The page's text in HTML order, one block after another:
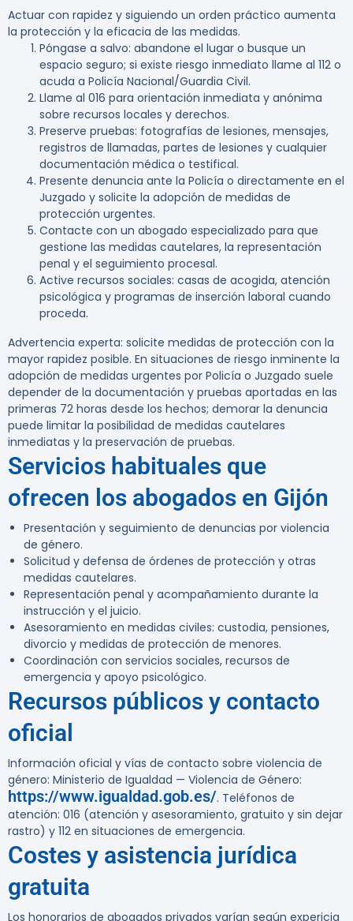
Actuar con rapidez y siguiendo un orden práctico aumenta
la protección y la eficacia de las medidas.
Póngase a salvo: abandone el lugar o busque un
espacio seguro; si existe riesgo inmediato llame al 112 o
acuda a Policía Nacional/Guardia Civil.
Llame al 016 para orientación inmediata y anónima
sobre recursos locales y derechos.
Preserve pruebas: fotografías de lesiones, mensajes,
registros de llamadas, partes de lesiones y cualquier
documentación médica o testifical.
Presente denuncia ante la Policía o directamente en el
Juzgado y solicite la adopción de medidas de
protección urgentes.
Contacte con un abogado especializado para que
gestione las medidas cautelares, la representación
penal y el seguimiento procesal.
Active recursos sociales: casas de acogida, atención
psicológica y programas de inserción laboral cuando
proceda.
Advertencia experta: solicite medidas de protección con la
mayor rapidez posible. En situaciones de riesgo inminente la
adopción de medidas urgentes por Policía o Juzgado suele
depender de la documentación y pruebas aportadas en las
primeras 72 horas desde los hechos; demorar la denuncia
puede limitar la posibilidad de medidas cautelares
inmediatas y la preservación de pruebas.
Servicios habituales que
ofrecen los abogados en Gijón
Presentación y seguimiento de denuncias por violencia
de género.
Solicitud y defensa de órdenes de protección y otras
medidas cautelares.
Representación penal y acompañamiento durante la
instrucción y el juicio.
Asesoramiento en medidas civiles: custodia, pensiones,
divorcio y medidas de protección de menores.
Coordinación con servicios sociales, recursos de
emergencia y apoyo psicológico.
Recursos públicos y contacto
oficial
Información oficial y vías de contacto sobre violencia de
género: Ministerio de Igualdad — Violencia de Género:
https://www.igualdad.gob.es/. Teléfonos de
atención: 016 (atención y asesoramiento, gratuito y sin dejar
rastro) y 112 en situaciones de emergencia.
Costes y asistencia jurídica
gratuita
Los honorarios de abogados privados varían según expericia